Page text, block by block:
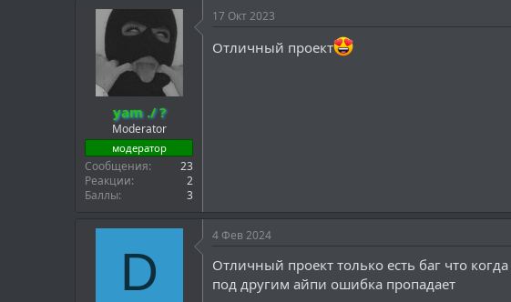
yam ./ ?
Moderator
модератор
Сообщения
23
Реакции
2
Баллы
3
17 Окт 2023
Отличный проект
D
4 Фев 2024
Отличный проект только есть баг что
под другим айпи ошибка пропадает